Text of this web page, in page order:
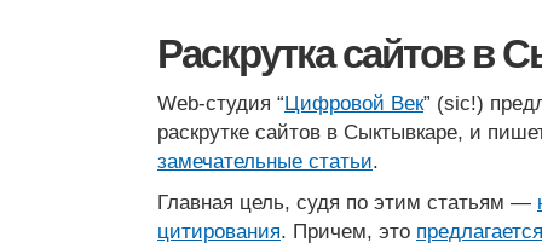
Раскрутка сайтов в
Web-студия “Цифровой Век” (sic!)
раскрутке сайтов в Сыктывкаре, и
замечательные статьи.
Главная цель, судя по этим статьям —
цитирования. Причем, это